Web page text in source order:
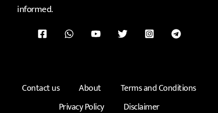
informed.
Contact us About
Terms and Conditions
Privacy Policy
Disclaimer